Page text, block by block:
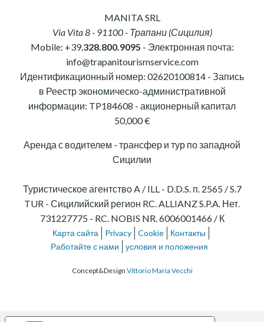
MANITA SRL
Via Vita 8- 91100- Трапани(Сицилия)
Mobile: +39.328.800.9095 - Электронная почта:
info@trapanitourismservice.com
Идентификационный номер: 02620100814 - Запись
в Реестр экономическо-административной
информации: TP184608 - акционерный капитал
50,000 €
Аренда с водителем - трансфер и тур по западной
Сицилии
Туристическое агентство A / ILL - D.D.S. п. 2565 / S.7
TUR - Сицилийский регион RC. ALLIANZ S.P.A. Нет.
731227775 - RC. NOBIS NR. 6006001466 / К
Карта сайта Privacy Cookie
Контакты
Работайте с нами
условия и положения
Concept&Design Vittorio Maria Vecchi